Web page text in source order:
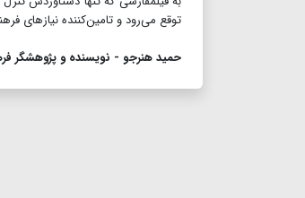
توقع می‌رود و تامین‌کننده نیازهای
حمید هنرجو - نویسنده و پژوهشگر